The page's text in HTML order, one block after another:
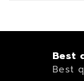
Best
Best